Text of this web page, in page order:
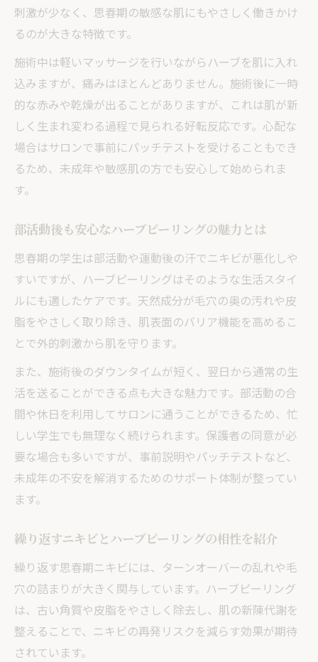
保護者同意の必要性とハーブピーリングの
年齢別おすすめハーブピーリングの選び方
ニキビがある状態でも受けられる施術の安全性
ハーブピーリングはニキビ肌にも施術でき
るのか
施術前に知りたいパッチテストとその重要
性
敏感肌でも安心なハーブピーリングの理由
赤みや痛みの少ない施術で不安を軽減する
方法
ニキビ跡改善に必要な施術回数と効果のポイン
ト
ハーブピーリングで効果を感じるまでの回
数目安
継続施術がニキビ跡改善にもたらす変化を
解説
施術の頻度と肌のターンオーバーの関係性
ニキビ跡に効果的なハーブピーリングの活
施術後の変化も理解できるハーブピーリングの
道しるべ
ハーブピーリング後の肌変化と赤みの経過
を知る
刺激が少なく、思春期の敏感な肌にもやさしく働きかけ
るのが大きな特徴です。
施術中は軽いマッサージを行いながらハーブを肌に入れ
込みますが、痛みはほとんどありません。施術後に一時
的な赤みや乾燥が出ることがありますが、これは肌が新
しく生まれ変わる過程で見られる好転反応です。心配な
場合はサロンで事前にパッチテストを受けることもでき
るため、未成年や敏感肌の方でも安心して始められま
す。
部活動後も安心なハーブピーリングの魅力とは
思春期の学生は部活動や運動後の汗でニキビが悪化しや
すいですが、ハーブピーリングはそのような生活スタイ
ルにも適したケアです。天然成分が毛穴の奥の汚れや皮
脂をやさしく取り除き、肌表面のバリア機能を高めるこ
とで外的刺激から肌を守ります。
また、施術後のダウンタイムが短く、翌日から通常の生
活を送ることができる点も大きな魅力です。部活動の合
間や休日を利用してサロンに通うことができるため、忙
しい学生でも無理なく続けられます。保護者の同意が必
要な場合も多いですが、事前説明やパッチテストなど、
未成年の不安を解消するためのサポート体制が整ってい
ます。
繰り返すニキビとハーブピーリングの相性を紹介
繰り返す思春期ニキビには、ターンオーバーの乱れや毛
穴の詰まりが大きく関与しています。ハーブピーリング
は、古い角質や皮脂をやさしく除去し、肌の新陳代謝を
整えることで、ニキビの再発リスクを減らす効果が期待
されています。